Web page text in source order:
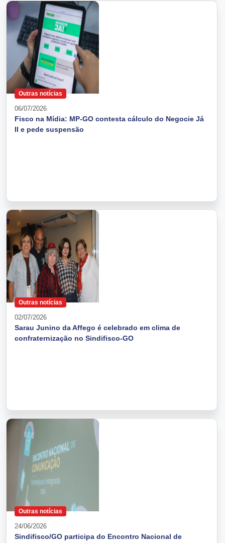
Outras notícias
06/07/2026
Fisco na Mídia: MP-GO contesta cálculo do Negocie Já
II e pede suspensão
Outras notícias
02/07/2026
Sarau Junino da Affego é celebrado em clima de
confraternização no Sindifisco-GO
Outras notícias
24/06/2026
Sindifisco/GO participa do Encontro Nacional de